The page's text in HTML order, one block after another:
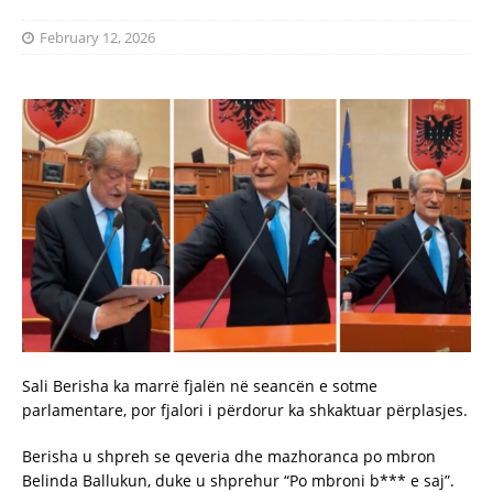
February 12, 2026
Sali Berisha ka marrë fjalën në seancën e sotme
parlamentare, por fjalori i përdorur ka shkaktuar përplasjes.
Berisha u shpreh se qeveria dhe mazhoranca po mbron
Belinda Ballukun, duke u shprehur “Po mbroni b*** e saj”.